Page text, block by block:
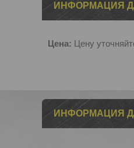
ИНФОРМАЦИЯ
Цена: Цену
ИНФОРМАЦИЯ